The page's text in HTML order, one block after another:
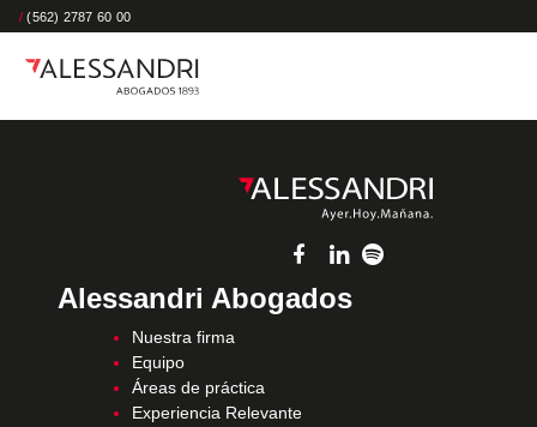
/ (562) 2787 60 00
Alessandri Abogados
Nuestra firma
Equipo
Áreas de práctica
Experiencia Relevante